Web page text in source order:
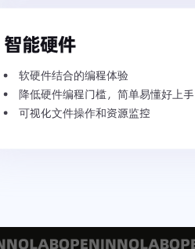
智能硬件
软硬件结合的编程体验
降低硬件编程门槛，简单易懂好上手
可视化文件操作和资源监控